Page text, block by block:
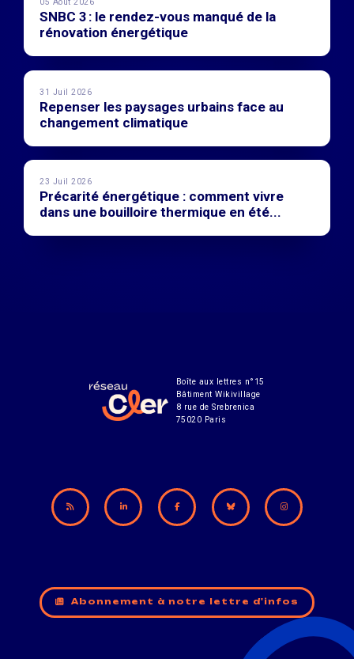
05 Août 2026
SNBC 3 : le rendez-vous manqué de la
rénovation énergétique
31 Juil 2026
Repenser les paysages urbains face au
changement climatique
23 Juil 2026
Précarité énergétique : comment vivre
dans une bouilloire thermique en été...
Boîte aux lettres n°15
Bâtiment Wikivillage
8 rue de Srebrenica
75020 Paris
Abonnement à notre lettre d'infos